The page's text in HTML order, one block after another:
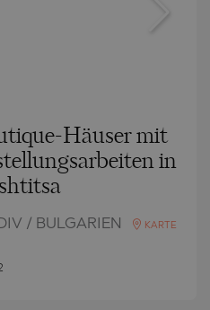
Häuser mit
in
/ BULGARIEN KARTE